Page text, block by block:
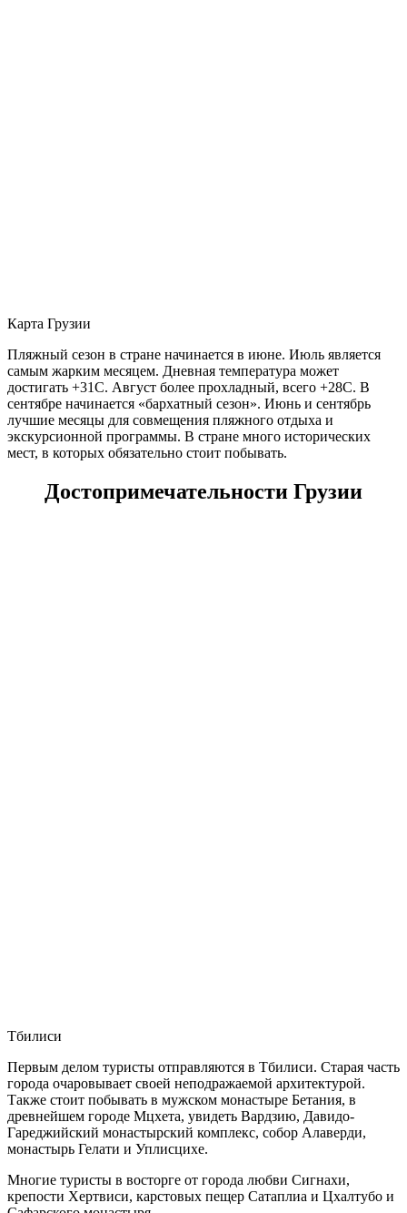
Карта Грузии
Пляжный сезон в стране начинается в июне. Июль является
самым жарким месяцем. Дневная температура может
достигать +31С. Август более прохладный, всего +28С. В
сентябре начинается «бархатный сезон». Июнь и сентябрь
лучшие месяцы для совмещения пляжного отдыха и
экскурсионной программы. В стране много исторических
мест, в которых обязательно стоит побывать.
Достопримечательности Грузии
Тбилиси
Первым делом туристы отправляются в Тбилиси. Старая часть
города очаровывает своей неподражаемой архитектурой.
Также стоит побывать в мужском монастыре Бетания, в
древнейшем городе Мцхета, увидеть Вардзию, Давидо-
Гареджийский монастырский комплекс, собор Алаверди,
монастырь Гелати и Уплисцихе.
Многие туристы в восторге от города любви Сигнахи,
крепости Хертвиси, карстовых пещер Сатаплиа и Цхалтубо и